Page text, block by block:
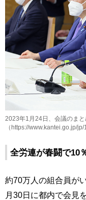
2023年1月24日、会議のま
（https://www.kantei.go.jp/
全労連が春闘で10
約70万人の組合員が
月30日に都内で会見